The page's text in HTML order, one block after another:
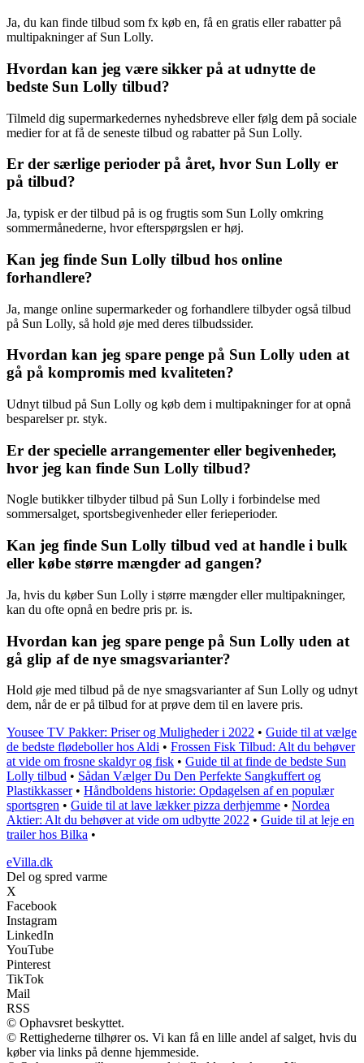
Ja, du kan finde tilbud som fx køb en, få en gratis eller rabatter på
multipakninger af Sun Lolly.
Hvordan kan jeg være sikker på at udnytte de
bedste Sun Lolly tilbud?
Tilmeld dig supermarkedernes nyhedsbreve eller følg dem på sociale
medier for at få de seneste tilbud og rabatter på Sun Lolly.
Er der særlige perioder på året, hvor Sun Lolly er
på tilbud?
Ja, typisk er der tilbud på is og frugtis som Sun Lolly omkring
sommermånederne, hvor efterspørgslen er høj.
Kan jeg finde Sun Lolly tilbud hos online
forhandlere?
Ja, mange online supermarkeder og forhandlere tilbyder også tilbud
på Sun Lolly, så hold øje med deres tilbudssider.
Hvordan kan jeg spare penge på Sun Lolly uden at
gå på kompromis med kvaliteten?
Udnyt tilbud på Sun Lolly og køb dem i multipakninger for at opnå
besparelser pr. styk.
Er der specielle arrangementer eller begivenheder,
hvor jeg kan finde Sun Lolly tilbud?
Nogle butikker tilbyder tilbud på Sun Lolly i forbindelse med
sommersalget, sportsbegivenheder eller ferieperioder.
Kan jeg finde Sun Lolly tilbud ved at handle i bulk
eller købe større mængder ad gangen?
Ja, hvis du køber Sun Lolly i større mængder eller multipakninger,
kan du ofte opnå en bedre pris pr. is.
Hvordan kan jeg spare penge på Sun Lolly uden at
gå glip af de nye smagsvarianter?
Hold øje med tilbud på de nye smagsvarianter af Sun Lolly og udnyt
dem, når de er på tilbud for at prøve dem til en lavere pris.
Yousee TV Pakker: Priser og Muligheder i 2022 • Guide til at vælge
de bedste flødeboller hos Aldi • Frossen Fisk Tilbud: Alt du behøver
at vide om frosne skaldyr og fisk • Guide til at finde de bedste Sun
Lolly tilbud • Sådan Vælger Du Den Perfekte Sangkuffert og
Plastikkasser• Håndboldens historie: Opdagelsen af en populær
sportsgren • Guide til at lave lækker pizza derhjemme • Nordea
Aktier: Alt du behøver at vide om udbytte 2022 • Guide til at leje en
trailer hos Bilka •
eVilla.dk
Del og spred varme
X
Facebook
Instagram
LinkedIn
YouTube
Pinterest
TikTok
Mail
RSS
© Ophavsret beskyttet.
© Rettighederne tilhører os. Vi kan få en lille andel af salget, hvis du
køber via links på denne hjemmeside.